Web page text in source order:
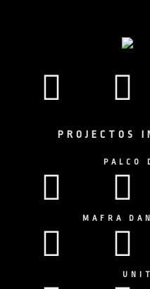
PROJECTOS
PALCO
MAFRA